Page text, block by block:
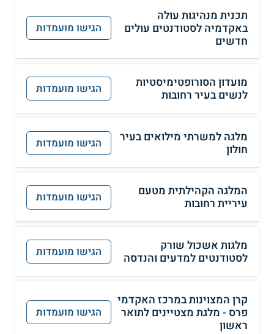
תכנית מנהיגות עולה
באקדמיה לסטודנטים עולים
חדשים
הגישו מועמדות
מועדון הסורופטימיסטיות
לנשים בעיר רחובות
הגישו מועמדות
מלגה למשרתי מילואים בעיר
חולון
הגישו מועמדות
המלגה הקהילתית מטעם
עיריית רחובות
הגישו מועמדות
מלגות אשכול שורק
לסטודנטים למדעים והנדסה
הגישו מועמדות
קרן המצוינות במרכז האקדמי
פרס - מלגת מצטיינים לתואר
ראשון
הגישו מועמדות